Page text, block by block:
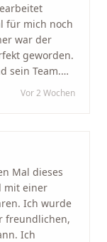
für mich noch
war der
geworden.
sein Team.
Mal
liegen.
ist hier genau
Vor 2 Wochen
Mal dieses
mit einer
Ich wurde
freundlichen,
Ich